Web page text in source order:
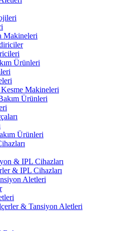
Makineleri
Ürünleri
Makineleri
Ürünleri
Ürünleri
& IPL Cihazları
& IPL Cihazları
Aletleri
& Tansiyon Aletleri